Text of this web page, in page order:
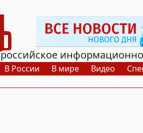
российское
В России В мире Видео